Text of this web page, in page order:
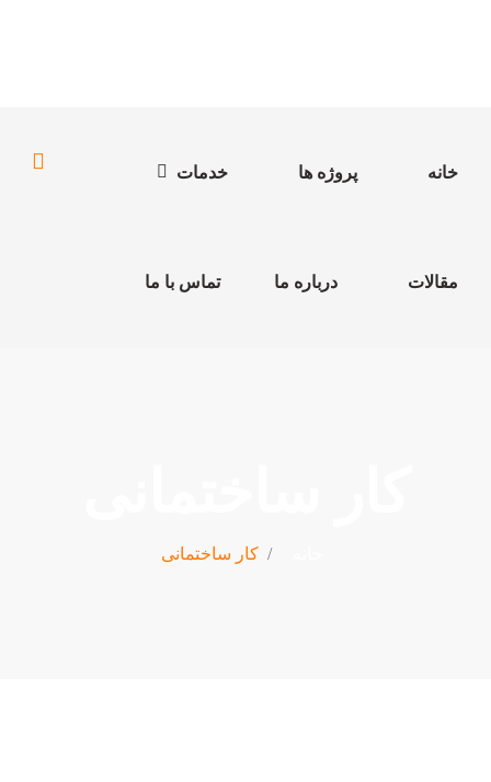
خانه پروژه ها خدمات
مقالات درباره ما تماس با ما
کار ساختمانی